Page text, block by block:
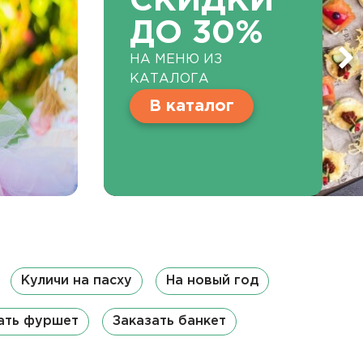
ДО 30%
НА МЕНЮ ИЗ
КАТАЛОГА
В каталог
Куличи на пасху На новый год
фуршет Заказать банкет